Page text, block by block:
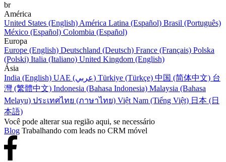
br
América
United States (English) América Latina (Español) Brasil (Português)
México (Español) Colombia (Español)
Europa
Europe (English) Deutschland (Deutsch) France (Français) Polska
(Polski) Italia (Italiano) United Kingdom (English)
Ásia
India (English)
UAE (عربي) Türkiye (Türkçe) 中国 (简体中文) 台
灣 (繁體中文) Indonesia (Bahasa Indonesia) Malaysia (Bahasa
Melayu) ประเทศไทย (ภาษาไทย) Việt Nam (Tiếng Việt) 日本 (日
本語)
Você pode alterar sua região aqui, se necessário
Blog Trabalhando com leads no CRM móvel